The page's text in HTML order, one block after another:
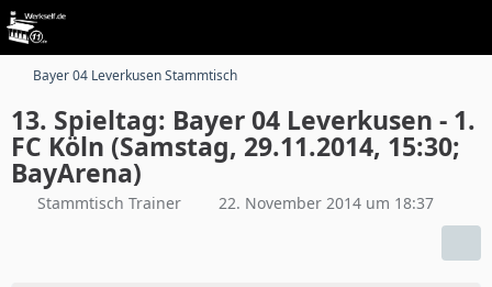
Bayer 04 Leverkusen Stammtisch
13. Spieltag: Bayer 04 Leverkusen - 1.
FC Köln (Samstag, 29.11.2014, 15:30;
BayArena)
Stammtisch Trainer 22. November 2014 um 18:37